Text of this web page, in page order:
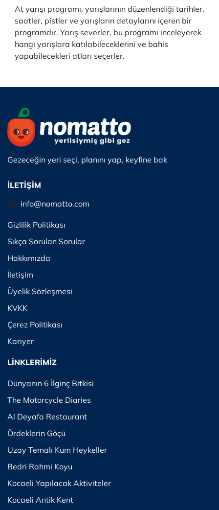
At yarışı programı, yarışlarının düzenlendiği tarihler,
saatler, pistler ve yarışların detaylarını içeren bir
programdır. Yarış severler, bu programı inceleyerek
hangi yarışlara katılabileceklerini ve bahis
yapabilecekleri atları seçerler.
Gezeceğin yeri seçi, planını yap, keyfine bak
İLETİŞİM
info@nomatto.com
Gizlilik Politikası
Sıkça Sorulan Sorular
Hakkımızda
İletişim
Üyelik Sözleşmesi
KVKK
Çerez Politikası
Kariyer
LİNKLERİMİZ
Dünyanın 6 İlginç Bitkisi
The Motorcycle Diaries
Al Deyafa Restaurant
Ördeklerin Göçü
Uzay Temalı Kum Heykeller
Bedri Rahmi Koyu
Kocaeli Yapılacak Aktiviteler
Kocaeli Antik Kent